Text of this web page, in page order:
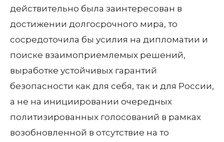
действительно была заинтересован в
достижении долгосрочного мира, то
сосредоточила бы усилия на дипломатии и
поиске взаимоприемлемых решений,
выработке устойчивых гарантий
безопасности как для себя, так и для России,
а не на инициировании очередных
политизированных голосований в рамках
возобновленной в отсутствие на то